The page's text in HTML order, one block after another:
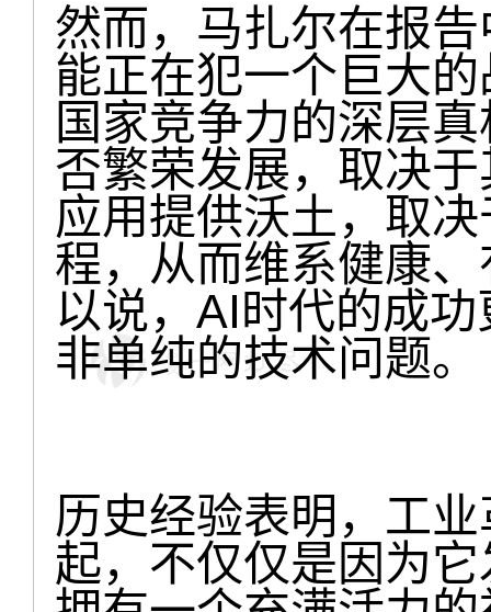
然而，马扎尔在报
能正在犯一个巨大
国家竞争力的深层
否繁荣发展，取决
应用提供沃土，取
程，从而维系健康
以说，AI时代的成
非单纯的技术问题。
历史经验表明，工
起，不仅仅是因为